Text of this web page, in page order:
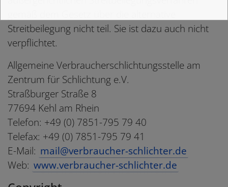
Streitbeilegung nicht teil. Sie ist dazu auch nicht
verpflichtet.
Allgemeine Verbraucherschlichtungsstelle am
Zentrum für Schlichtung e.V.
Straßburger Straße 8
77694 Kehl am Rhein
Telefon: +49 (0) 7851-795 79 40
Telefax: +49 (0) 7851-795 79 41
E-Mail: mail@verbraucher-schlichter.de
Web: www.verbraucher-schlichter.de